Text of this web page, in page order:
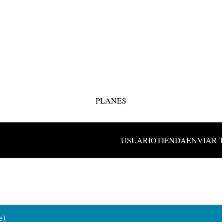
PLANES
USUARIOTIENDAENVIAR